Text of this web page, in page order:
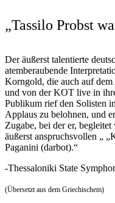
„Tassilo Probst
Der äußerst talentierte
atemberaubende
Korngold, die auch auf
und von der KOT live in
Publikum rief den Solisten
Applaus zu belohnen, und
Zugabe, bei der er,
äußerst anspruchsvollen „
Paganini (darbot).“
-Thessaloniki State
(Übersetzt aus dem Griechischem)